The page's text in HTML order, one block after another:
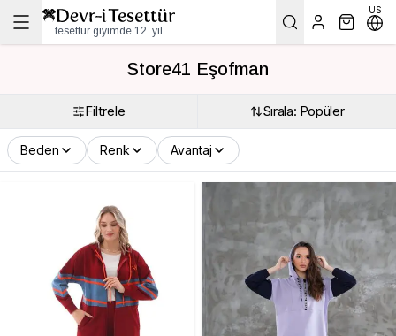
tesettür giyimde 12. yıl
US
Store41 Eşofman
Filtrele Sırala: Popüler
Beden Renk Avantaj